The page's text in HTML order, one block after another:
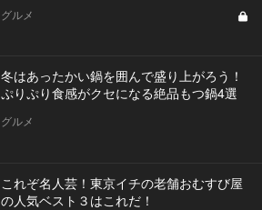
グルメ
冬はあったかい鍋を囲んで盛り上がろう！
ぷりぷり食感がクセになる絶品もつ鍋4選
グルメ
これぞ名人芸！東京イチの老舗おむすび屋
の人気ベスト３はこれだ！